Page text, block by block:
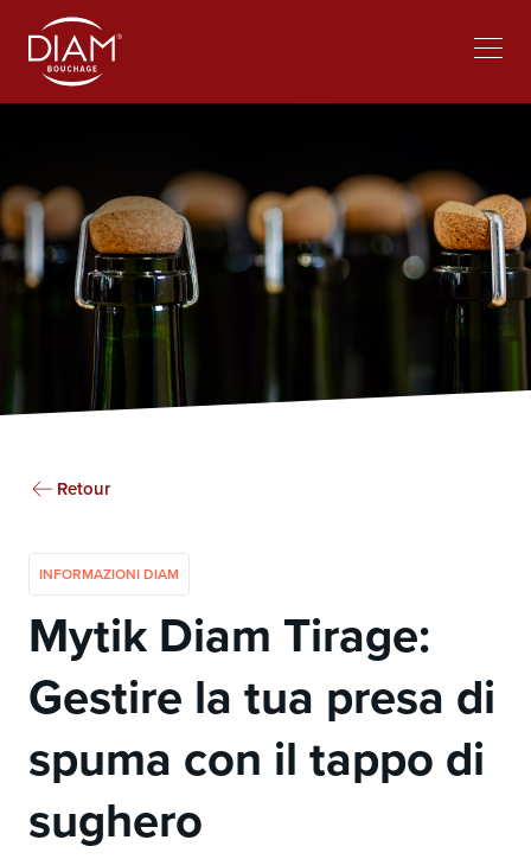
language
Retour
INFORMAZIONI DIAM
Mytik Diam Tirage:
Gestire la tua presa di
spuma con il tappo di
sughero